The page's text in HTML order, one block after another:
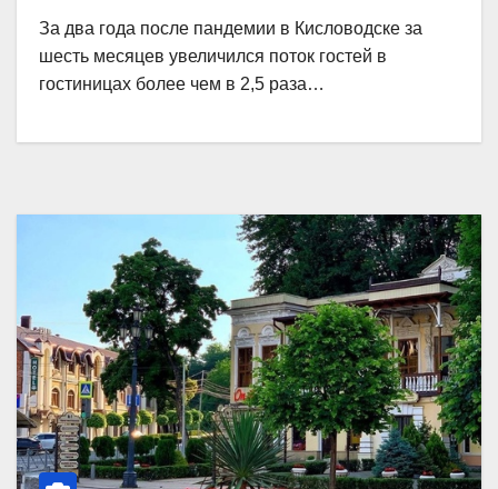
За два года после пандемии в Кисловодске за
шесть месяцев увеличился поток гостей в
гостиницах более чем в 2,5 раза…